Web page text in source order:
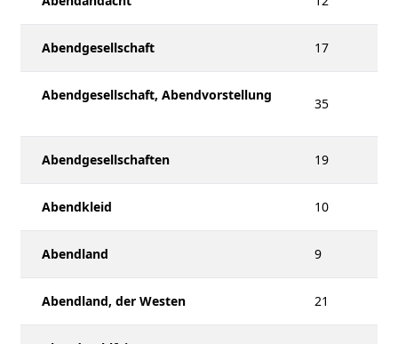
Abendgesellschaft 17
Abendgesellschaft, Abendvorstellung
35
Abendgesellschaften 19
Abendkleid 10
Abendland 9
Abendland, der Westen 21